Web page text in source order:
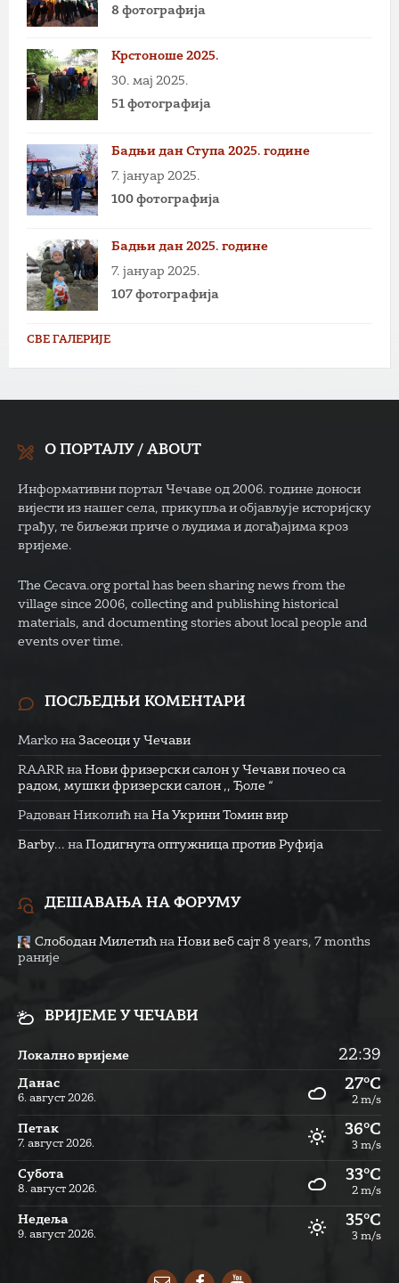
8 фотографија
Крстоноше 2025.
30. мај 2025.
51 фотографија
Бадњи дан Ступа 2025. године
7. јануар 2025.
100 фотографија
Бадњи дан 2025. године
7. јануар 2025.
107 фотографија
СВЕ ГАЛЕРИЈЕ
О ПОРТАЛУ / ABOUT
Информативни портал Чечаве од 2006. године доноси
вијести из нашег села, прикупља и објављује историјску
грађу, те биљежи приче о људима и догађајима кроз
вријеме.
The Cecava.org portal has been sharing news from the
village since 2006, collecting and publishing historical
materials, and documenting stories about local people and
events over time.
ПОСЉЕДЊИ КОМЕНТАРИ
Marko на Засеоци у Чечави
RAARR на Нови фризерски салон у Чечави почео са
радом, мушки фризерски салон ,, Ђоле “
Радован Николић на На Укрини Томин вир
Barby... на Подигнута оптужница против Руфија
ДЕШАВАЊА НА ФОРУМУ
Слободан Милетић на Нови веб сајт 8 years, 7 months
раније
ВРИЈЕМЕ У ЧЕЧАВИ
Локално вријеме 22:39
Данас
6. август 2026.
27°C
2 m/s
Петак
7. август 2026.
36°C
3 m/s
Субота
8. август 2026.
33°C
2 m/s
Недеља
9. август 2026.
35°C
3 m/s
EmailFacebookYouTube